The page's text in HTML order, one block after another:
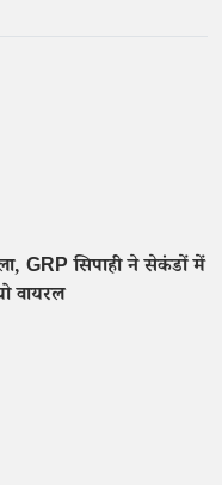
GRP सिपाही ने सेकंडों में
वायरल